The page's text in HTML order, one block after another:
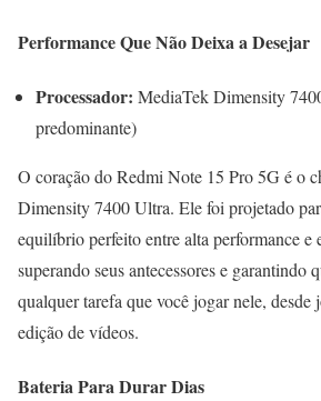
Performance Que Não Deixa a Desejar
Processador: MediaTek Dimensity
predominante)
O coração do Redmi Note 15 Pro 5G é o
Dimensity 7400 Ultra. Ele foi projetado
equilíbrio perfeito entre alta performance e
superando seus antecessores e garantindo
qualquer tarefa que você jogar nele, desde
edição de vídeos.
Bateria Para Durar Dias